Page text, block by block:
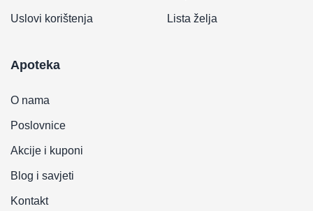
Uslovi korištenja Lista želja
Apoteka
O nama
Poslovnice
Akcije i kuponi
Blog i savjeti
Kontakt